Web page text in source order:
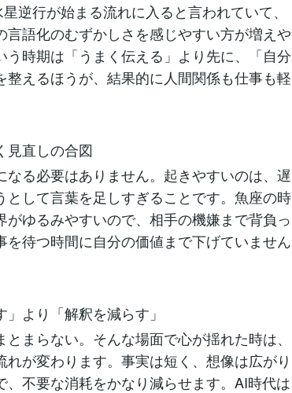
逆行が始まる流れに入ると言われていて、
語化のむずかしさを感じやすい方が増えや
時期は「うまく伝える」より先に、「自分
えるほうが、結果的に人間関係も仕事も軽
直しの合図
る必要はありません。起きやすいのは、遅
して言葉を足しすぎることです。魚座の時
ゆるみやすいので、相手の機嫌まで背負っ
待つ時間に自分の価値まで下げていません
より「解釈を減らす」
まらない。そんな場面で心が揺れた時は、
が変わります。事実は短く、想像は広がり
不要な消耗をかなり減らせます。AI時代は